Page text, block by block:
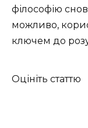
філософію
можливо,
ключем до
Оцініть статтю